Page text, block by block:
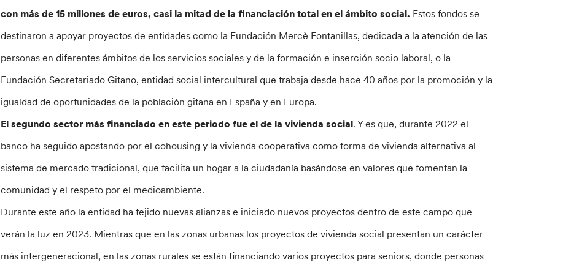
con más de 15 millones de euros, casi la mitad de la financiación total en el ámbito social. Estos fondos se
destinaron a apoyar proyectos de entidades como la Fundación Mercè Fontanillas, dedicada a la atención de las
personas en diferentes ámbitos de los servicios sociales y de la formación e inserción socio laboral, o la
Fundación Secretariado Gitano, entidad social intercultural que trabaja desde hace 40 años por la promoción y la
igualdad de oportunidades de la población gitana en España y en Europa.
El segundo sector más financiado en este periodo fue el de la vivienda social. Y es que, durante 2022 el
banco ha seguido apostando por el cohousing y la vivienda cooperativa como forma de vivienda alternativa al
sistema de mercado tradicional, que facilita un hogar a la ciudadanía basándose en valores que fomentan la
comunidad y el respeto por el medioambiente.
Durante este año la entidad ha tejido nuevas alianzas e iniciado nuevos proyectos dentro de este campo que
verán la luz en 2023. Mientras que en las zonas urbanas los proyectos de vivienda social presentan un carácter
más intergeneracional, en las zonas rurales se están financiando varios proyectos para seniors, donde personas